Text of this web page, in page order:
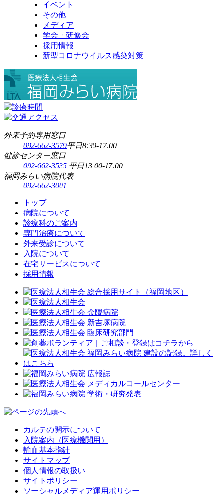
イベント
その他
メディア
学会・研修会
採用情報
新型コロナウイルス感染対策
外来予約専用窓口
092-662-3579平日8:30-17:00
健診センター窓口
092-662-3535 平日13:00-17:00
福岡みらい病院代表
092-662-3001
トップ
病院について
診療科のご案内
専門治療について
外来受診について
入院について
在宅サービスについて
採用情報
カルテの開示について
入院案内（医療機関用）
輸血基本指針
サイトマップ
個人情報の取扱い
サイトポリシー
ソーシャルメディア運用ポリシー